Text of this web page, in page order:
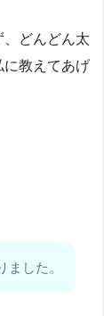
どんどん太
に教えてあげ
した。